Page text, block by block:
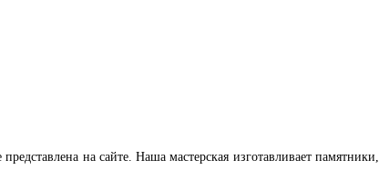
на сайте. Наша мастерская изготавливает памятники,